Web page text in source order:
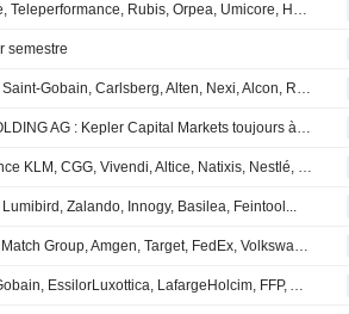
Avis d'analystes du jour : Orange, Teleperformance, Rubis, Orpea, Umicore, HelloFresh, Novartis...
semestre
Avis d'analystes du jour : Adyen, Saint-Gobain, Carlsberg, Alten, Nexi, Alcon, RWE, UCB, HelloFresh...
FEINTOOL INTERNATIONAL HOLDING AG : Kepler Capital Markets toujours à l'achat
Avis d'analystes du jour : Air France KLM, CGG, Vivendi, Altice, Natixis, Nestlé, UBS...
Zalando, Innogy, Basilea, Feintool...
AVIS D'ANALYSTES DU JOUR : Match Group, Amgen, Target, FedEx, Volkswagen, Sanofi, Roche, Osram…
Avis d'analystes du jour : Saint-Gobain, EssilorLuxottica, LafargeHolcim, FFP, Ahold, Tod's, Zalando...